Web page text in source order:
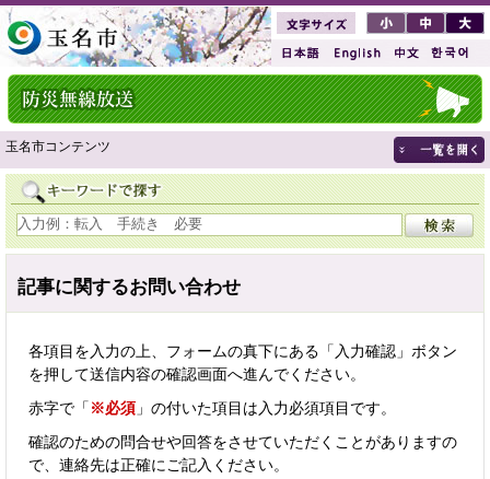
玉名市コンテンツ
記事に関するお問い合わせ
各項目を入力の上、フォームの真下にある「入力確認」ボタン
を押して送信内容の確認画面へ進んでください。
赤字で「 ※必須 」の付いた項目は入力必須項目です。
確認のための問合せや回答をさせていただくことがありますの
で、連絡先は正確にご記入ください。